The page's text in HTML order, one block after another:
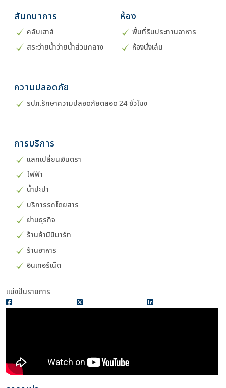
สันทนาการ
คลับเฮาส์
สระว่ายน้ำว่ายน้ำส่วนกลาง
ห้อง
พื้นที่รับประทานอาหาร
ห้องนั่งเล่น
ความปลอดภัย
รปภ.รักษาความปลอดภัยตลอด 24 ชั่วโมง
การบริการ
แลกเปลี่ยนเงินตรา
ไฟฟ้า
น้ำปะปา
บริการรถโดยสาร
ย่านธุรกิจ
ร้านค้ามินิมาร์ท
ร้านอาหาร
อินเทอร์เน็ต
แบ่งปันรายการ